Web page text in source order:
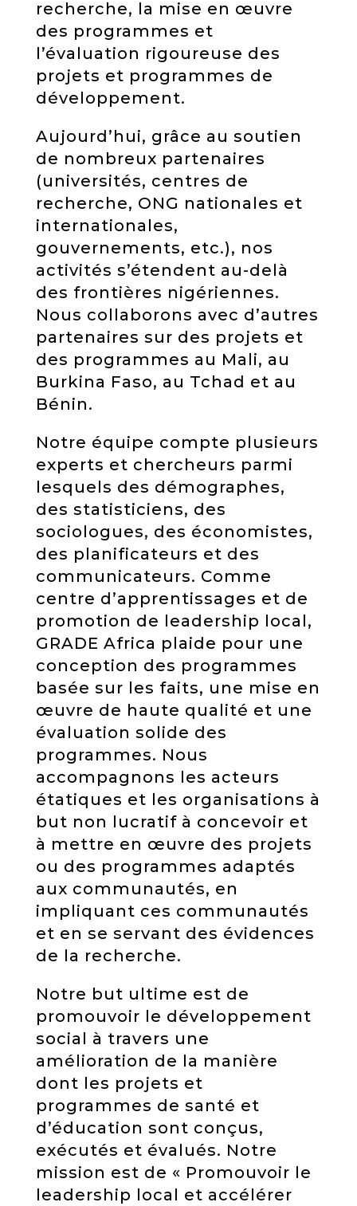
recherche, la mise en œuvre
des programmes et
l’évaluation rigoureuse des
projets et programmes de
développement.
Aujourd’hui, grâce au soutien
de nombreux partenaires
(universités, centres de
recherche, ONG nationales et
internationales,
gouvernements, etc.), nos
activités s’étendent au-delà
des frontières nigériennes.
Nous collaborons avec d’autres
partenaires sur des projets et
des programmes au Mali, au
Burkina Faso, au Tchad et au
Bénin.
Notre équipe compte plusieurs
experts et chercheurs parmi
lesquels des démographes,
des statisticiens, des
sociologues, des économistes,
des planificateurs et des
communicateurs. Comme
centre d’apprentissages et de
promotion de leadership local,
GRADE Africa plaide pour une
conception des programmes
basée sur les faits, une mise en
œuvre de haute qualité et une
évaluation solide des
programmes. Nous
accompagnons les acteurs
étatiques et les organisations à
but non lucratif à concevoir et
à mettre en œuvre des projets
ou des programmes adaptés
aux communautés, en
impliquant ces communautés
et en se servant des évidences
de la recherche.
Notre but ultime est de
promouvoir le développement
social à travers une
amélioration de la manière
dont les projets et
programmes de santé et
d’éducation sont conçus,
exécutés et évalués. Notre
mission est de « Promouvoir le
leadership local et accélérer